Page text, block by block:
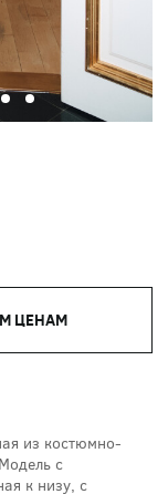
ЦЕНАМ
из костюмно-
с
к низу, с